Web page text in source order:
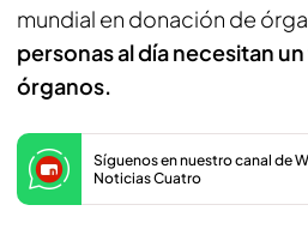
mundial en donación de
personas al día necesitan
órganos.
Síguenos en nuestro canal de
Noticias Cuatro